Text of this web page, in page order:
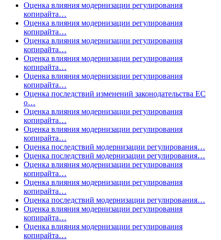
Оценка влияния модернизации регулирования
копирайта…
Оценка влияния модернизации регулирования
копирайта…
Оценка влияния модернизации регулирования
копирайта…
Оценка влияния модернизации регулирования
копирайта…
Оценка влияния модернизации регулирования
копирайта…
Оценка последствий изменений законодательства ЕС
о…
Оценка влияния модернизации регулирования
копирайта…
Оценка влияния модернизации регулирования
копирайта…
Оценка последствий модернизации регулирования…
Оценка последствий модернизации регулирования…
Оценка влияния модернизации регулирования
копирайта…
Оценка влияния модернизации регулирования
копирайта…
Оценка последствий модернизации регулирования…
Оценка влияния модернизации регулирования
копирайта…
Оценка влияния модернизации регулирования
копирайта…